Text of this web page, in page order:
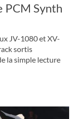
PCM Synth
JV-1080 et XV-
sortis
la simple lecture